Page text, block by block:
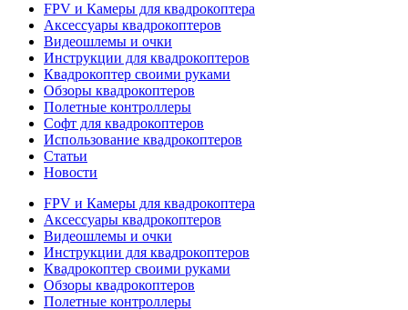
FPV и Камеры для квадрокоптера
Аксессуары квадрокоптеров
Видеошлемы и очки
Инструкции для квадрокоптеров
Квадрокоптер своими руками
Обзоры квадрокоптеров
Полетные контроллеры
Софт для квадрокоптеров
Использование квадрокоптеров
Статьи
Новости
FPV и Камеры для квадрокоптера
Аксессуары квадрокоптеров
Видеошлемы и очки
Инструкции для квадрокоптеров
Квадрокоптер своими руками
Обзоры квадрокоптеров
Полетные контроллеры